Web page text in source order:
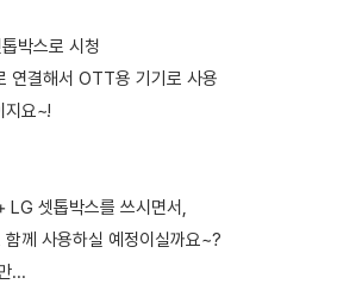
박스로 시청
연결해서 OTT용 기기로 사용
지요~!
셋톱박스를 쓰시면서,
께 사용하실 예정이실까요~?
...